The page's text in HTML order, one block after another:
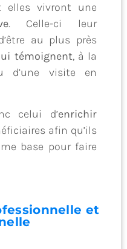
elles vivront une
. Celle-ci leur
au plus près
témoignent, à la
d’une visite en
celui d’enrichir
afin qu’ils
base pour faire
et